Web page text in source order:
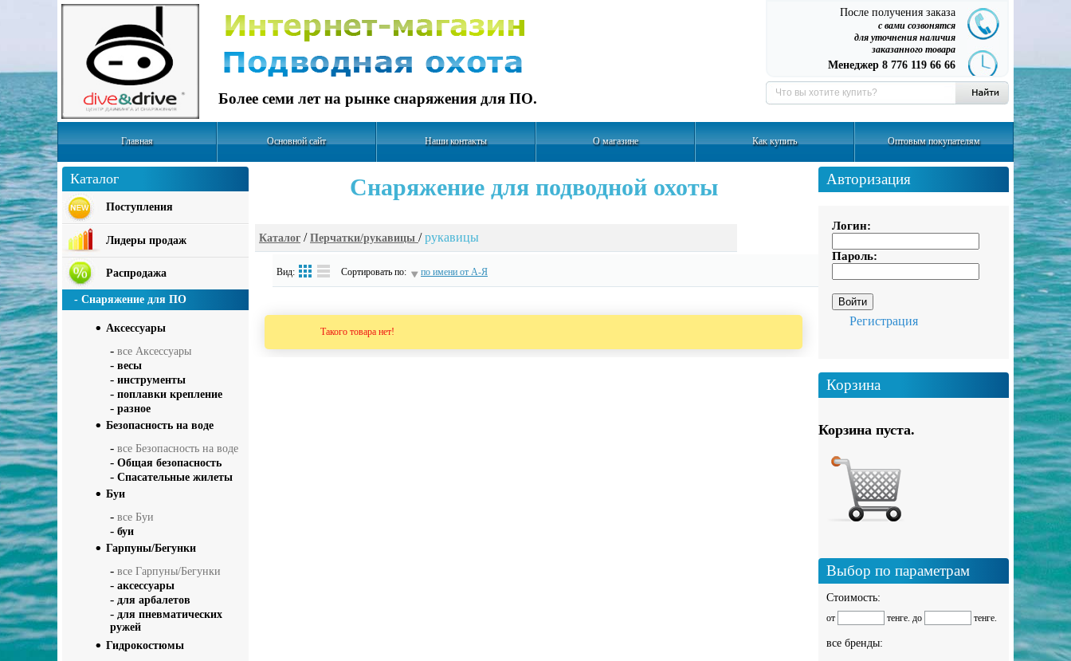
После получения заказа
с вами созвонятся
для уточнения наличия
заказанного товара
Менеджер 8 776 119 66 66
Более семи лет на рынке снаряжения для ПО.
Главная Основной сайт Наши контакты О магазине Как купить Оптовым покупателям
Cнаряжение для подводной охоты
Каталог / Перчатки/рукавицы /рукавицы
Вид: Сортировать по: по имени от А-Я
Такого товара нет!
Каталог
Поступления
Лидеры продаж
Распродажа
- Снаряжение для ПО
Аксесcуары
- все Аксесcуары
- весы
- инструменты
- поплавки крепление
- разное
Безопасность на воде
- все Безопасность на воде
- Общая безопасность
- Спасательные жилеты
Буи
- все Буи
- буи
Гарпуны/Бегунки
- все Гарпуны/Бегунки
- аксессуары
- для арбалетов
- для пневматических
ружей
Гидрокостюмы
Авторизация
Логин:
Пароль:
Регистрация
Корзина
Корзина пуста.
Выбор по параметрам
Стоимость:
от тенге. до тенге.
все бренды: